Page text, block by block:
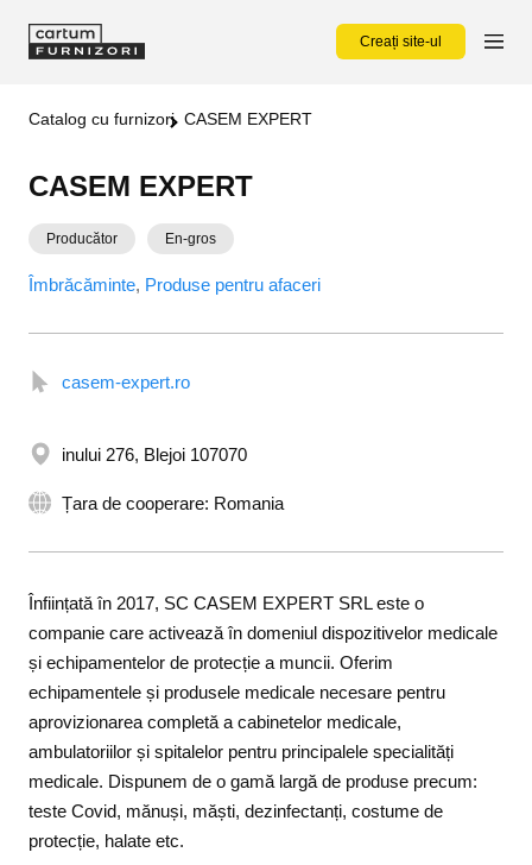
Creați site-ul
Catalog cu furnizori CASEM EXPERT
CASEM EXPERT
Producător En-gros
Îmbrăcăminte Produse pentru afaceri
casem-expert.ro
inului 276, Blejoi 107070
Țara de cooperare: Romania
Înființată în 2017, SC CASEM EXPERT SRL este o
companie care activează în domeniul dispozitivelor medicale
și echipamentelor de protecție a muncii. Oferim
echipamentele și produsele medicale necesare pentru
aprovizionarea completă a cabinetelor medicale,
ambulatoriilor și spitalelor pentru principalele specialități
medicale. Dispunem de o gamă largă de produse precum:
teste Covid, mănuși, măști, dezinfectanți, costume de
protecție, halate etc.